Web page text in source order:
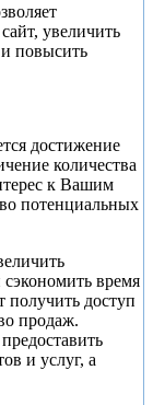
увеличить
повысить
достижение
количества
к Вашим
потенциальных
время
получить доступ
продаж.
и услуг, а